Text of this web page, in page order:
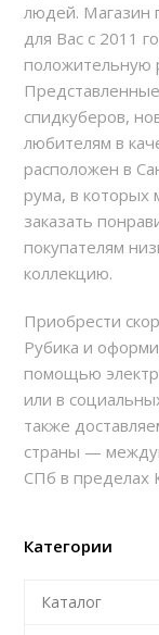
людей. Магазин
для Вас с 2011
положительную
спидкуберов,
любителям в
расположен в
рума, в которых
заказать
покупателям
коллекцию.
Приобрести
Рубика и
помощью
или в
также
страны —
СПб в пределах
Категории
Каталог